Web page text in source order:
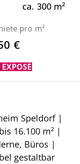
ca. 300 m²
pro m²
€
Speldorf |
16.100 m² |
Büros |
gestaltbar